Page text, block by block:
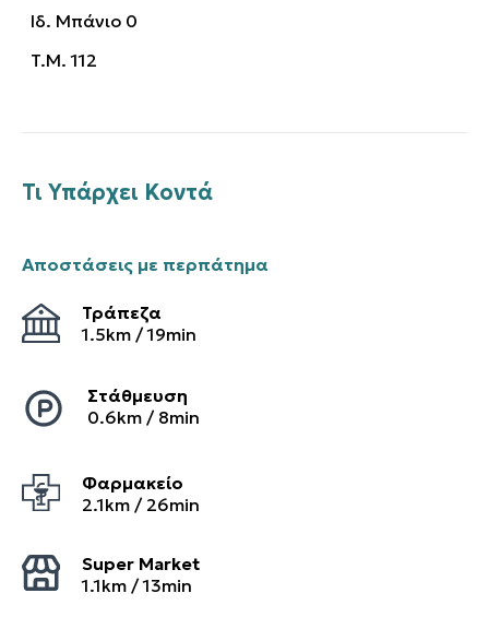
Ιδ. Μπάνιο 0
T.M. 112
Τι Υπάρχει Κοντά
Αποστάσεις με περπάτημα
Τράπεζα
1.5km /19min
Στάθμευση
0.6km / 8min
Φαρμακείο
2.1km / 26min
Super Market
1.1km /13min